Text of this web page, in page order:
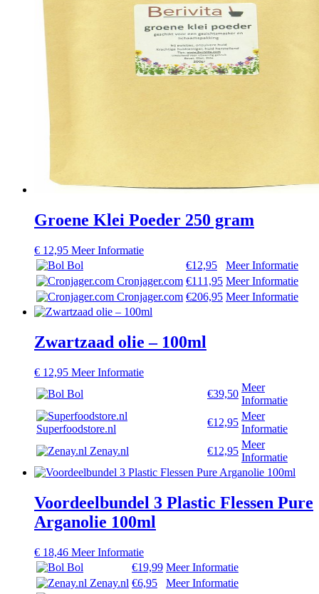
Groene Klei Poeder 250 gram
€ 12,95 Meer Informatie
Bol
€12,95
Meer Informatie
Cronjager.com €111,95 Meer Informatie
Cronjager.com €206,95 Meer Informatie
Zwartzaad olie – 100ml
€ 12,95 Meer Informatie
Bol
€39,50
Meer
Informatie
Superfoodstore.nl
€12,95
Meer
Informatie
Zenay.nl
€12,95
Meer
Informatie
Voordeelbundel 3 Plastic Flessen Pure
Arganolie 100ml
€ 18,46 Meer Informatie
Bol
€19,99 Meer Informatie
Zenay.nl €6,95
Meer Informatie